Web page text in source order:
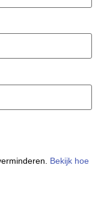
Bekijk hoe